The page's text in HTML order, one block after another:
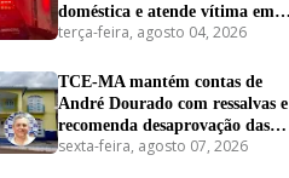
doméstica e atende vítima em
Carutapera
terça-feira, agosto 04, 2026
TCE-MA mantém contas de
André Dourado com ressalvas e
recomenda desaprovação das
contas de Dr. Airton
sexta-feira, agosto 07, 2026